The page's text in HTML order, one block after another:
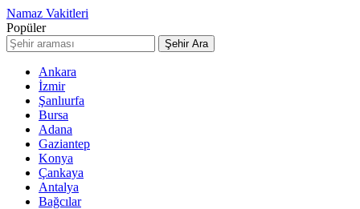
Namaz Vakitleri
Popüler
Şehir Ara
Ankara
İzmir
Şanlıurfa
Bursa
Adana
Gaziantep
Konya
Çankaya
Antalya
Bağcılar